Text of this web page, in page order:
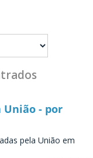
União - por
pela União em